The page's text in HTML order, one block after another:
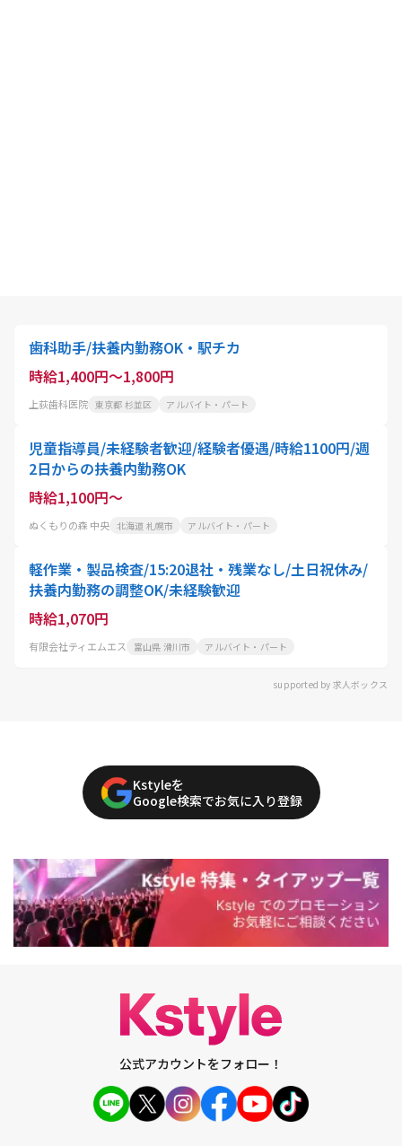
歯科助手/扶養内勤務OK・駅チカ
時給1,400円～1,800円
上荻歯科医院 東京都 杉並区 アルバイト・パート
児童指導員/未経験者歓迎/経験者優遇/時給1100円/週
2日からの扶養内勤務OK
時給1,100円～
ぬくもりの森 中央 北海道 札幌市 アルバイト・パート
軽作業・製品検査/15:20退社・残業なし/土日祝休み/
扶養内勤務の調整OK/未経験歓迎
時給1,070円
有限会社ティエムエス 富山県 滑川市 アルバイト・パート
supported by 求人ボックス
Kstyleを
Google検索でお気に入り登録
公式アカウントをフォロー！